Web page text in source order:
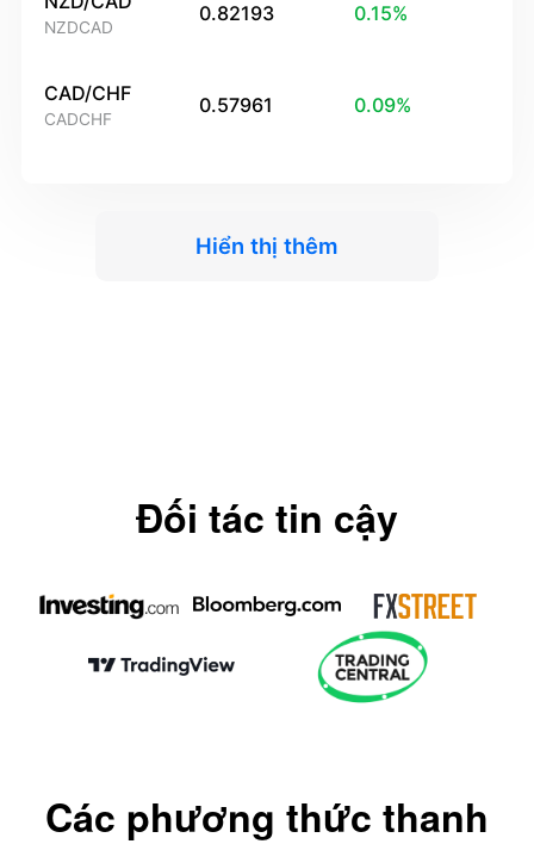
NZDCAD
0.82193 0.15%
CAD/CHF
CADCHF
0.57961 0.09%
Hiển thị thêm
Đối tác tin cậy
Các phương thức thanh